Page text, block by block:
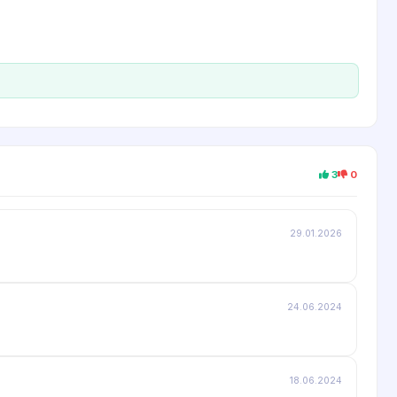
3 0
29.01.2026
24.06.2024
18.06.2024